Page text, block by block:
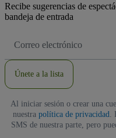
Recibe sugerencias de
bandeja de entrada
de
Únete a la lista
Al iniciar sesión o crear una
nuestra política de privacidad
SMS de nuestra parte, pero